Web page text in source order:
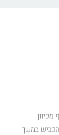
במשך